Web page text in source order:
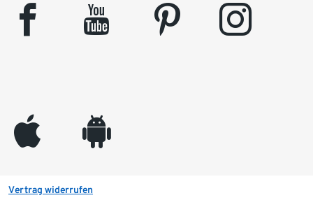
facebook youtube pinterest instagram
appleinc android
Vertrag widerrufen